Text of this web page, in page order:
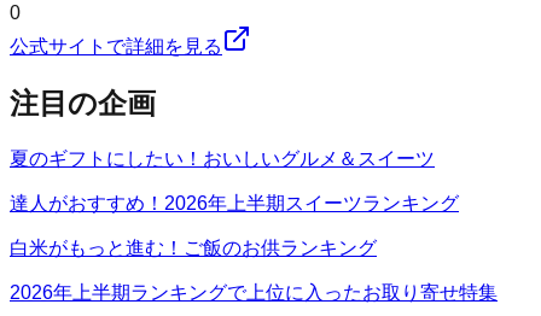
0
公式サイトで詳細を見る
注目の企画
夏のギフトにしたい！おいしいグルメ＆スイーツ
達人がおすすめ！2026年上半期スイーツランキング
白米がもっと進む！ご飯のお供ランキング
2026年上半期ランキングで上位に入ったお取り寄せ特集